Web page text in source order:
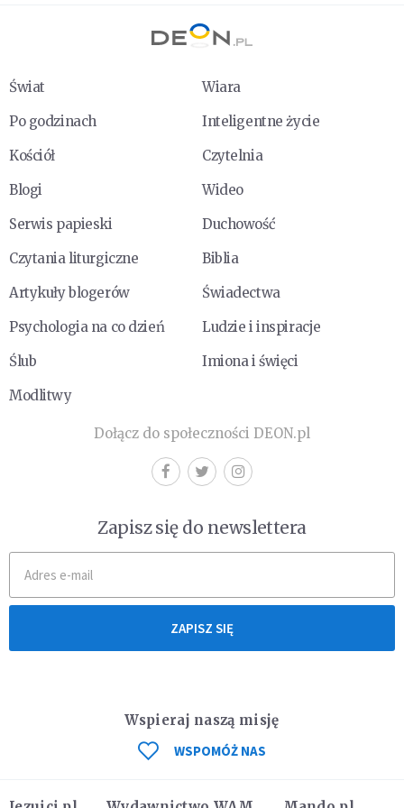
Świat
Wiara
Po godzinach
Inteligentne życie
Kościół
Czytelnia
Blogi
Wideo
Serwis papieski
Duchowość
Czytania liturgiczne
Biblia
Artykuły blogerów
Świadectwa
Psychologia na co dzień
Ludzie i inspiracje
Ślub
Imiona i święci
Modlitwy
Dołącz do społeczności DEON.pl
Zapisz się do newslettera
ZAPISZ SIĘ
Wspieraj naszą misję
WSPOMÓŻ NAS